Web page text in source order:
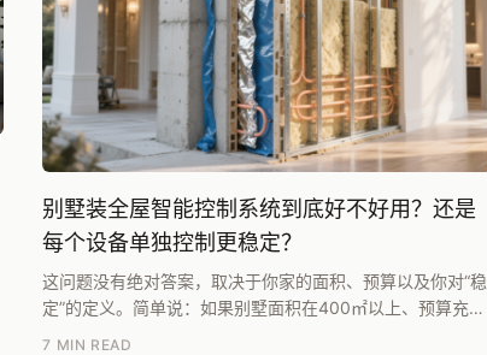
别墅装全屋智能控制系统到底好不好用？还是
每个设备单独控制更稳定？
这问题没有绝对答案，取决于你家的面积、预算以及你对“稳
定”的定义。简单说：如果别墅面积在400㎡以上、预算充足
7 MIN READ